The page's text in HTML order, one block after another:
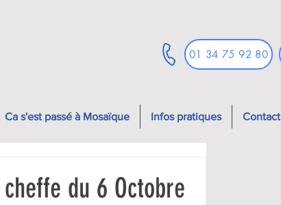
01 34 75 92 80
Ca s'est passé à Mosaïque Infos pratiques Contact
du 6 Octobre